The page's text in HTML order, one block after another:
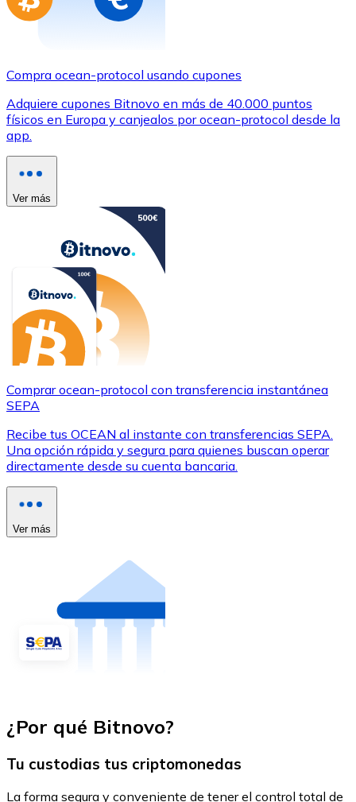
Compra ocean-protocol usando cupones
Adquiere cupones Bitnovo en más de 40.000 puntos
físicos en Europa y canjealos por ocean-protocol desde la
app.
Ver más
Comprar ocean-protocol con transferencia instantánea
SEPA
Recibe tus OCEAN al instante con transferencias SEPA.
Una opción rápida y segura para quienes buscan operar
directamente desde su cuenta bancaria.
Ver más
¿Por qué Bitnovo?
Tu custodias tus criptomonedas
La forma segura y conveniente de tener el control total de